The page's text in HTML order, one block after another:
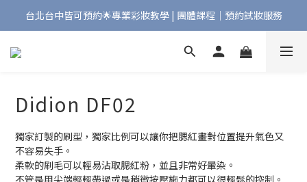
Bonjour!歡迎來到Maqpro | 全店2000免運🇫🇷
台北台中皆可預約🌟專業彩妝教學 | 團體課程｜預約試妝服務
Bonjour!歡迎來到Maqpro | 全店2000免運🇫🇷
Didion DF02
獨家訂製的刷型，獨家比例可以讓你把腮紅畫對位置提升氣色又
不容易失手。
柔軟的刷毛可以輕易沾取腮紅粉，並且非常好暈染。
不管是用尖端輕輕帶過或是稍微按壓施力都可以很輕鬆的控制。